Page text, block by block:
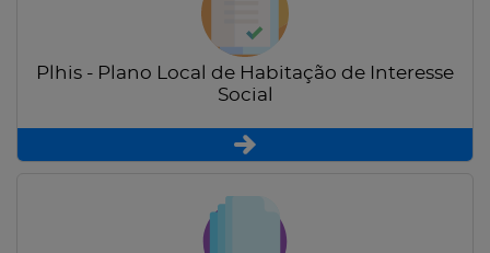
Plhis - Plano Local de Habitação de Interesse
Social